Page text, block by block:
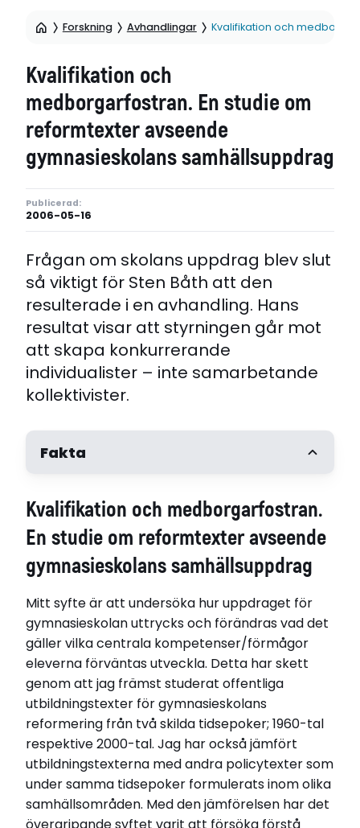
Forskning Avhandlingar Kvalifikation och
Kvalifikation och
medborgarfostran. En studie om
reformtexter avseende
gymnasieskolans samhällsuppdrag
Publicerad:
2006-05-16
Frågan om skolans uppdrag blev slut
så viktigt för Sten Båth att den
resulterade i en avhandling. Hans
resultat visar att styrningen går mot
att skapa konkurrerande
individualister – inte samarbetande
kollektivister.
Fakta
Sten Båth
Handledare
Professor Mikael Alexandersson
Opponent
Disputerat vid
GU – Göteborgs universitet
Disputationsdag
2006-05-19
Titel (se)
Kvalifikation och medborgarfostran. En studie om
reformtexter avseende gymnasieskolans
samhällsuppdrag
Titel (eng)
Qualification and citizenship education. A study
of reform texts with reference to the social
mission of hte upper secondary school.
Kvalifikation och medborgarfostran.
En studie om reformtexter avseende
gymnasieskolans samhällsuppdrag
Mitt syfte är att undersöka hur uppdraget för
gymnasieskolan uttrycks och förändras vad det
gäller vilka centrala kompetenser/förmågor
eleverna förväntas utveckla. Detta har skett
genom att jag främst studerat offentliga
utbildningstexter för gymnasieskolans
reformering från två skilda tidsepoker; 1960-tal
respektive 2000-tal. Jag har också jämfört
utbildningstexterna med andra policytexter som
under samma tidsepoker formulerats inom olika
samhällsområden. Med den jämförelsen har det